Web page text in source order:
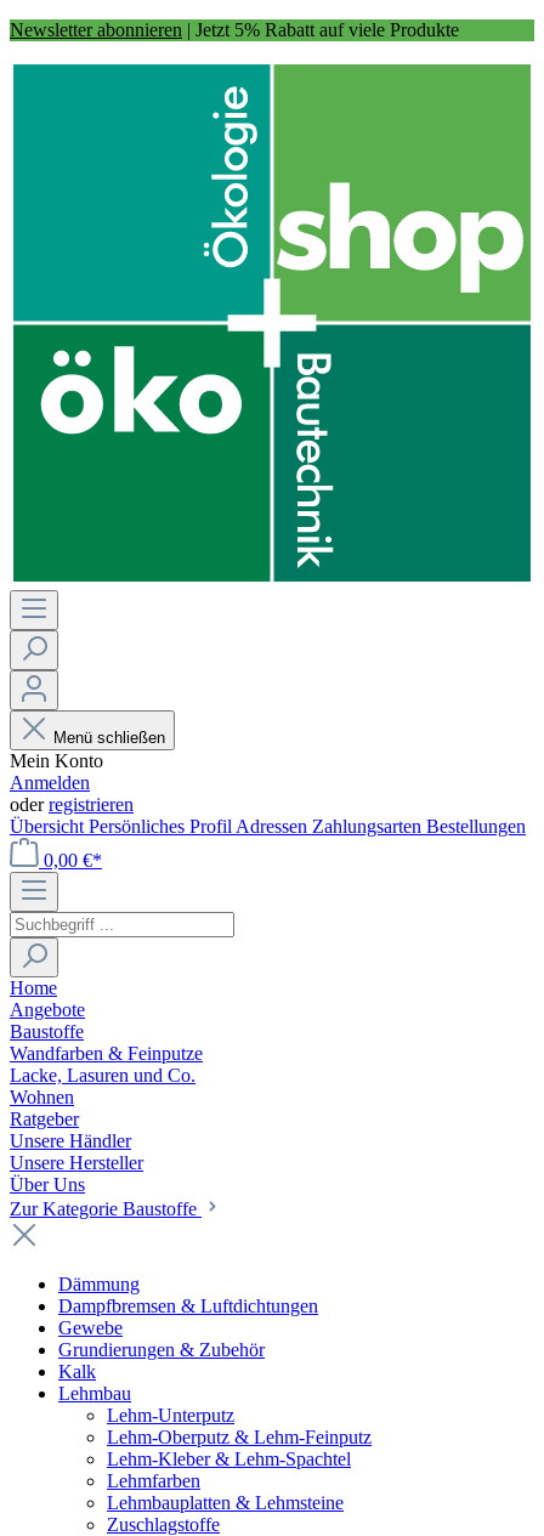
Newsletter abonnieren | Jetzt 5% Rabatt auf viele Produkte
Menü schließen
Mein Konto
Anmelden
oderregistrieren
Übersicht Persönliches Profil Adressen Zahlungsarten Bestellungen
0,00 €*
Home
Angebote
Baustoffe
Wandfarben & Feinputze
Lacke, Lasuren und Co.
Wohnen
Ratgeber
Unsere Händler
Unsere Hersteller
Über Uns
Zur Kategorie Baustoffe
Dämmung
Dampfbremsen & Luftdichtungen
Gewebe
Grundierungen & Zubehör
Kalk
Lehmbau
Lehm-Unterputz
Lehm-Oberputz & Lehm-Feinputz
Lehm-Kleber & Lehm-Spachtel
Lehmfarben
Lehmbauplatten & Lehmsteine
Zuschlagstoffe